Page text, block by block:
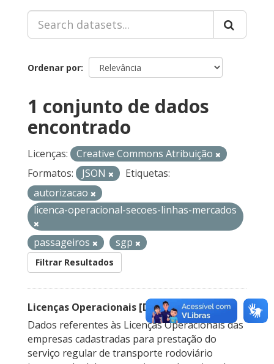
Ordenar por
1 conjunto de dados
encontrado
Licenças:
Creative Commons Atribuição
Formatos:
JSON
Etiquetas:
autorizacao
licenca-operacional-secoes-linhas-mercados
passageiros sgp
Filtrar Resultados
Licenças Operacionais [Descontinuado]
Dados referentes às Licenças Operacionais das
empresas cadastradas para prestação do
serviço regular de transporte rodoviário